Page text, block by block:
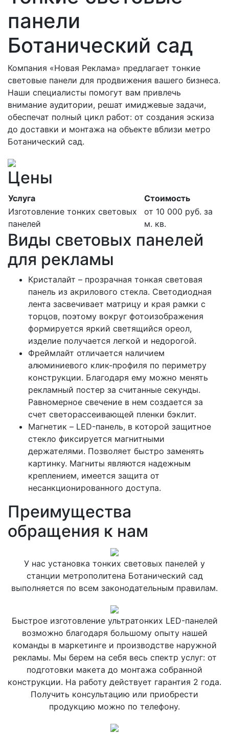
панели
Ботанический сад
Компания «Новая Реклама» предлагает тонкие
световые панели для продвижения вашего бизнеса.
Наши специалисты помогут вам привлечь
внимание аудитории, решат имиджевые задачи,
обеспечат полный цикл работ: от создания эскиза
до доставки и монтажа на объекте вблизи метро
Ботанический сад.
Цены
Услуга
Стоимость
Изготовление тонких световых
панелей
от 10 000 руб. за
м. кв.
Виды световых панелей
для рекламы
Кристалайт – прозрачная тонкая световая
панель из акрилового стекла. Светодиодная
лента засвечивает матрицу и края рамки с
торцов, поэтому вокруг фотоизображения
формируется яркий светящийся ореол,
изделие получается легкой и недорогой.
Фреймлайт отличается наличием
алюминиевого клик-профиля по периметру
конструкции. Благодаря ему можно менять
рекламный постер за считанные секунды.
Равномерное свечение в нем создается за
счет светорассеивающей пленки бэклит.
Магнетик – LED-панель, в которой защитное
стекло фиксируется магнитными
держателями. Позволяет быстро заменять
картинку. Магниты являются надежным
креплением, имеется защита от
несанкционированного доступа.
Преимущества
обращения к нам
У нас установка тонких световых панелей у
станции метрополитена Ботанический сад
выполняется по всем законодательным правилам.
Быстрое изготовление ультратонких LED-панелей
возможно благодаря большому опыту нашей
команды в маркетинге и производстве наружной
рекламы. Мы берем на себя весь спектр услуг: от
подготовки макета до монтажа собранной
конструкции. На работу действует гарантия 2 года.
Получить консультацию или приобрести
продукцию можно по телефону.